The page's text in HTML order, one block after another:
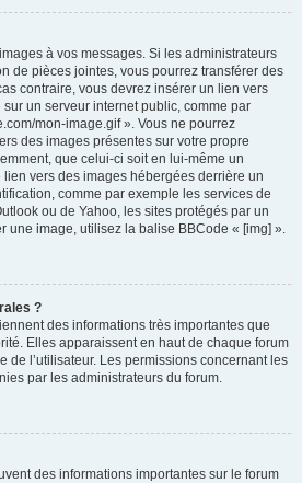
à vos messages. Si les administrateurs
de pièces jointes, vous pourrez transférer des
contraire, vous devrez insérer un lien vers
un serveur internet public, comme par
mon-image.gif ». Vous ne pourrez
des images présentes sur votre propre
que celui-ci soit en lui-même un
vers des images hébergées derrière un
comme par exemple les services de
ou de Yahoo, les sites protégés par un
une image, utilisez la balise BBCode « [img] ».
?
des informations très importantes que
Elles apparaissent en haut de chaque forum
de l’utilisateur. Les permissions concernant les
par les administrateurs du forum.
des informations importantes sur le forum